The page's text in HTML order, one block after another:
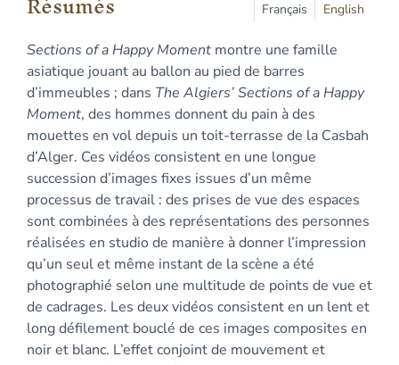
Plan
Notes
Illustrations
Citer cet article
Auteur
Français English
Sections of a Happy Moment montre une famille
asiatique jouant au ballon au pied de barres
d’immeubles ; dans The Algiers’ Sections of a Happy
Moment, des hommes donnent du pain à des
mouettes en vol depuis un toit-terrasse de la Casbah
d’Alger. Ces vidéos consistent en une longue
succession d’images fixes issues d’un même
processus de travail : des prises de vue des espaces
sont combinées à des représentations des personnes
réalisées en studio de manière à donner l’impression
qu’un seul et même instant de la scène a été
photographié selon une multitude de points de vue et
de cadrages. Les deux vidéos consistent en un lent et
long défilement bouclé de ces images composites en
noir et blanc. L’effet conjoint de mouvement et